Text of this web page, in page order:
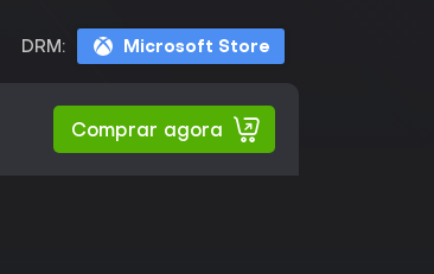
DRM: Microsoft Store
Comprar agora